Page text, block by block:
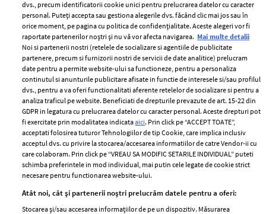
ELLE Style Awards
2024
Despre ELLE
Romania
Contact
Abonamente
Termeni si conditii
Politica de
confidențialitate
Politica de cookies
Publicitate
GSP
femei
dvs., precum identificatorii cookie unici pentru prelucrarea datelor cu caracter
personal. Puteți accepta sau gestiona alegerile dvs. făcând clic mai jos sau în
orice moment, pe pagina cu politica de confidențialitate. Aceste alegeri vor fi
raportate partenerilor noștri și nu vă vor afecta navigarea. Mai multe detalii
Noi si partenerii nostri (retelele de socializare si agentiile de publicitate
partenere, precum si furnizorii nostri de servicii de date analitice) prelucram
date pentru a permite website-ului sa functioneze, pentru a personaliza
continutul si anunturile publicitare afisate in functie de interesele si/sau profilul
dvs., pentru a va oferi functionalitati aferente retelelor de socializare si pentru a
analiza traficul pe website. Beneficiati de drepturile prevazute de art. 15-22 din
GDPR in legatura cu prelucrarea datelor cu caracter personal. Aceste drepturi pot
fi exercitate prin modalitatea indicataaici. Prin click pe “ACCEPT TOATE”,
acceptati folosirea tuturor Tehnologiilor de tip Cookie, care implica inclusiv
acceptul dvs. cu privire la stocarea/accesarea informatiilor de catre Vendor-ii cu
care colaboram. Prin click pe “VREAU SA MODIFIC SETARILE INDIVIDUAL” puteti
schimba preferintele in mod individual, mai putin cele legate de cookie strict
necesare pentru functionarea website-ului.
Atât noi, cât și partenerii noștri prelucrăm datele pentru a oferi:
Stocarea și/sau accesarea informațiilor de pe un dispozitiv. Măsurarea